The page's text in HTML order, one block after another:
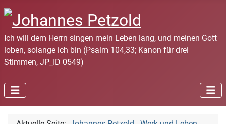
Ich will dem Herrn singen mein Leben lang, und meinen Gott
loben, solange ich bin (Psalm 104,33; Kanon für drei
Stimmen, JP_ID 0549)